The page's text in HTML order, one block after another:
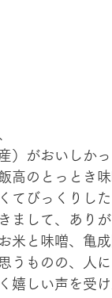
）がおいしかっ
高のとっとき
てびっくりした
まして、ありが
米と味噌、亀
うものの、人
嬉しい声を受